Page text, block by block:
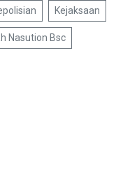
Kejaksaan
Nasution Bsc